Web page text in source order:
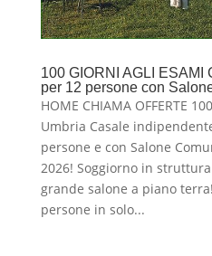
100 GIORNI AGLI ESAMI
per 12 persone con
HOME CHIAMA OFFERTE
Umbria Casale
persone e con Salone
2026! Soggiorno in
grande salone a piano
persone in solo...